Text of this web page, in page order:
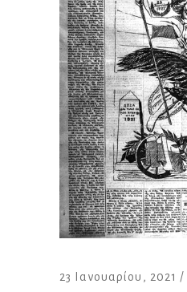
23 Ιανουαρίου, 2021